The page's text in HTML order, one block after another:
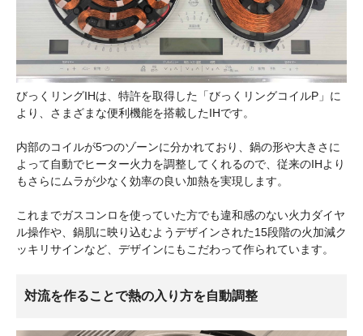
びっくリングIHは、特許を取得した「びっくリングコイルP」に
より、さまざまな便利機能を搭載したIHです。
内部のコイルが5つのゾーンに分かれており、鍋の形や大きさに
よって自動でヒーター火力を調整してくれるので、従来のIHより
もさらにムラが少なく効率の良い加熱を実現します。
これまでガスコンロを使っていた方でも違和感のない火力ダイヤ
ル操作や、鍋肌に映り込むようデザインされた15段階の火加減ク
ッキリサインなど、デザインにもこだわって作られています。
対流を作ることで熱の入り方を自動調整